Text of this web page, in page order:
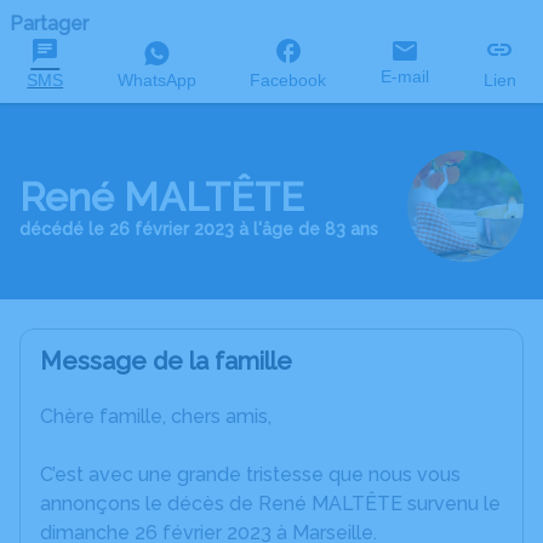
Partager
SMS WhatsApp Facebook E-mail Lien
René MALTÊTE
décédé le 26 février 2023 à l'âge de 83 ans
Message de la famille
Chère famille, chers amis,
C’est avec une grande tristesse que nous vous
annonçons le décès de René MALTÊTE survenu le
dimanche 26 février 2023 à Marseille.